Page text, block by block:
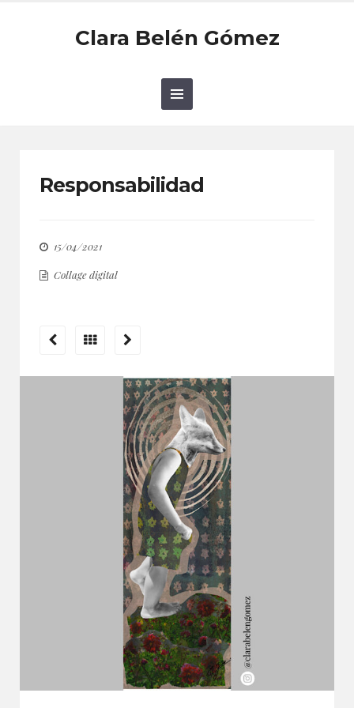
Clara Belén Gómez
Responsabilidad
15/04/2021
Collage digital